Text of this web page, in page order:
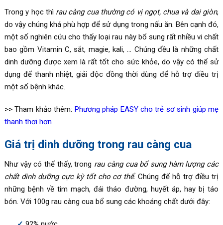
Trong y học thì rau càng cua thường có vị ngọt, chua và dai giòn,
do vậy chúng khá phù hợp để sử dụng trong nấu ăn. Bên cạnh đó,
một số nghiên cứu cho thấy loại rau này bổ sung rất nhiều vi chất
bao gồm Vitamin C, sắt, magie, kali, … Chúng đều là những chất
dinh dưỡng được xem là rất tốt cho sức khỏe, do vậy có thể sử
dụng để thanh nhiệt, giải độc đồng thời dùng để hỗ trợ điều trị
một số bệnh khác.
>> Tham khảo thêm: Phương pháp EASY cho trẻ sơ sinh giúp mẹ
thanh thơi hơn
Giá trị dinh dưỡng trong rau càng cua
Như vậy có thể thấy, trong rau càng cua bổ sung hàm lượng các
chất dinh dưỡng cực kỳ tốt cho cơ thể. Chúng để hỗ trợ điều trị
những bệnh về tim mạch, đái tháo đường, huyết áp, hay bị táo
bón. Với 100g rau càng cua bổ sung các khoáng chất dưới đây: